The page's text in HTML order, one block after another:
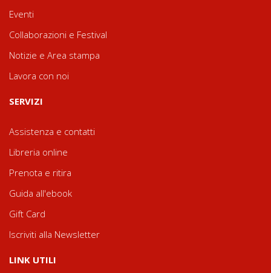
Eventi
Collaborazioni e Festival
Notizie e Area stampa
Lavora con noi
SERVIZI
Assistenza e contatti
Libreria online
Prenota e ritira
Guida all'ebook
Gift Card
Iscriviti alla Newsletter
LINK UTILI